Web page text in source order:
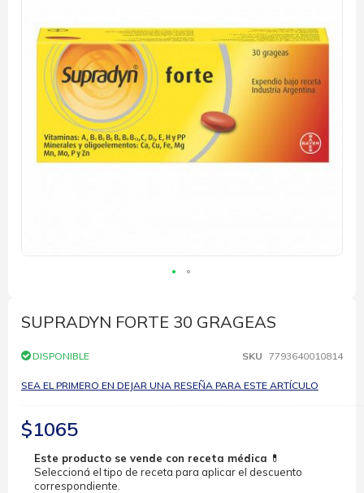
imágenes
comienzo
de
galería
imágenes
SUPRADYN FORTE 30 GRAGEAS
DISPONIBLE SKU 7793640010814
SEA EL PRIMERO EN DEJAR UNA RESEÑA PARA ESTE ARTÍCULO
$1065
Este producto se vende con receta médica 💊
Seleccioná el tipo de receta para aplicar el descuento
correspondiente.